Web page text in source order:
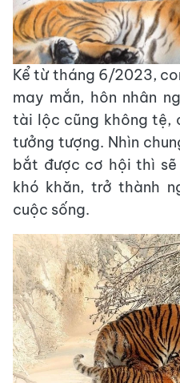
Kể từ tháng 6/2023,
may mắn, hôn nhân
tài lộc cũng không tệ,
tưởng tượng. Nhìn
bắt được cơ hội thì sẽ
khó khăn, trở thành
cuộc sống.